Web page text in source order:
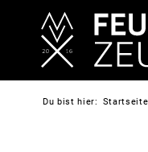
Du bist hier: Startseite